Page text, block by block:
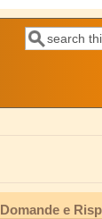
Form di
Cerca
Domande e